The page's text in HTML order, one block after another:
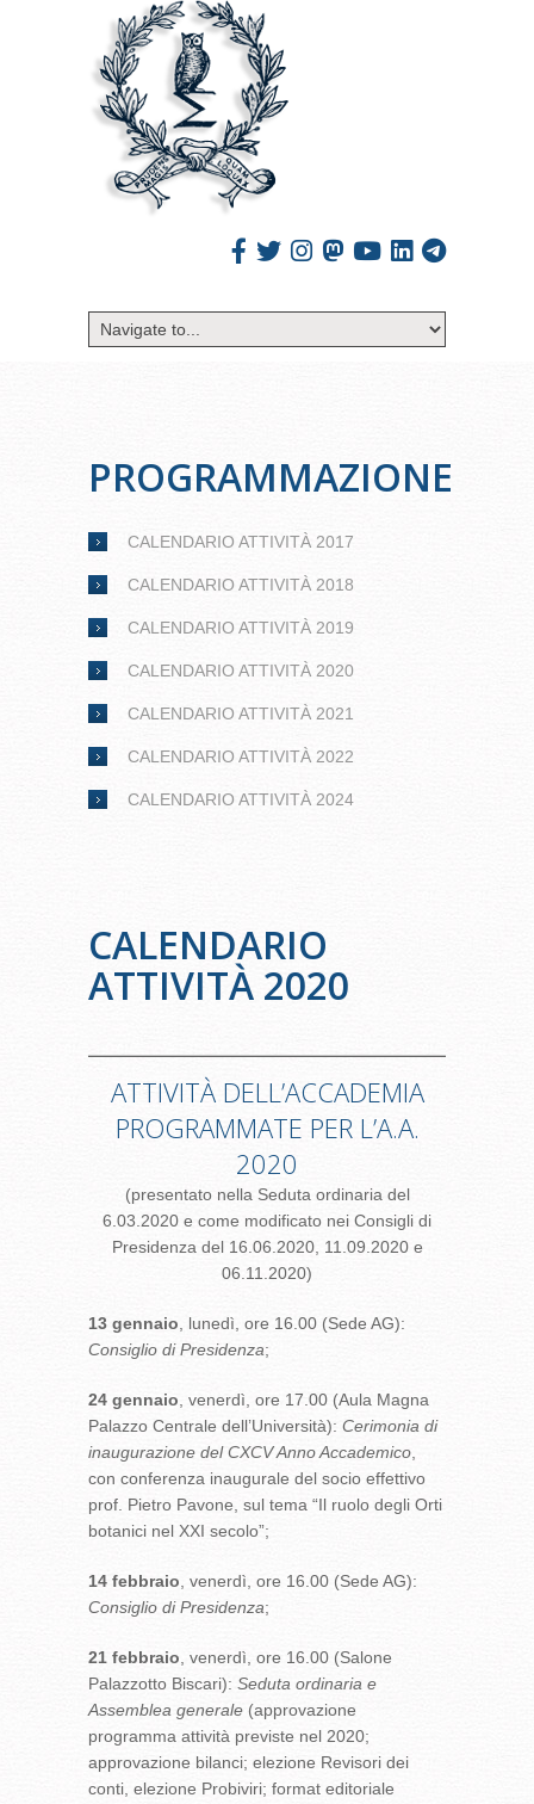
PROGRAMMAZIONE
CALENDARIO ATTIVITÀ 2017
CALENDARIO ATTIVITÀ 2018
CALENDARIO ATTIVITÀ 2019
CALENDARIO ATTIVITÀ 2020
CALENDARIO ATTIVITÀ 2021
CALENDARIO ATTIVITÀ 2022
CALENDARIO ATTIVITÀ 2024
CALENDARIO
ATTIVITÀ 2020
ATTIVITÀ DELL’ACCADEMIA
PROGRAMMATE PER L’A.A.
2020
(presentato nella Seduta ordinaria del
6.03.2020 e come modificato nei Consigli di
Presidenza del 16.06.2020, 11.09.2020 e
06.11.2020)
13 gennaio , lunedì, ore 16.00 (Sede AG):
Consiglio di Presidenza;
24 gennaio , venerdì, ore 17.00 (Aula Magna
Palazzo Centrale dell’Università): Cerimonia di
inaugurazione del CXCV Anno Accademico
con conferenza inaugurale del socio effettivo
prof. Pietro Pavone, sul tema “Il ruolo degli Orti
botanici nel XXI secolo”;
14 febbraio , venerdì, ore 16.00 (Sede AG):
Consiglio di Presidenza;
21 febbraio , venerdì, ore 16.00 (Salone
Palazzotto Biscari): Seduta ordinaria e
Assemblea generale (approvazione
programma attività previste nel 2020;
approvazione bilanci; elezione Revisori dei
conti, elezione Probiviri; format editoriale